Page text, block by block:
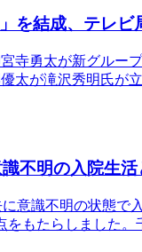
を結成、テレビ
寺勇太が新グルー
太が滝沢秀明氏が
不明の入院生
意識不明の状態で
もたらしました